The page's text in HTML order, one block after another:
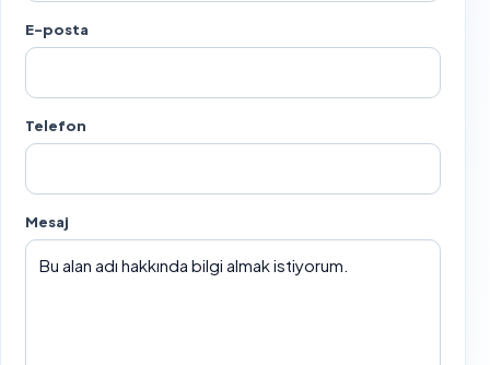
E-posta
Telefon
Mesaj